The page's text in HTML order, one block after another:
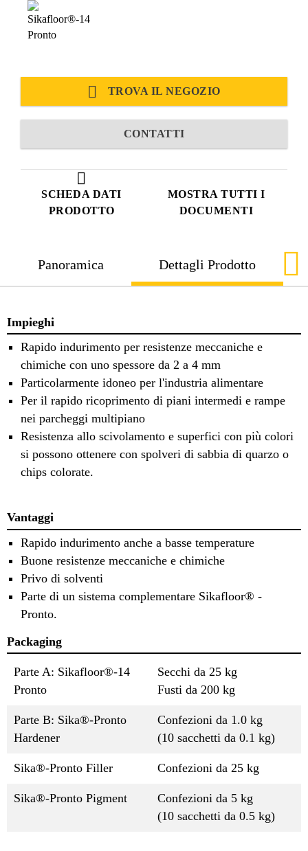
SCHEDA DATI
PRODOTTO
MOSTRA TUTTI I
DOCUMENTI
TROVA IL NEGOZIO
CONTATTI
Panoramica Dettagli Prodotto
Impieghi
Rapido indurimento per resistenze meccaniche e
chimiche con uno spessore da 2 a 4 mm
Particolarmente idoneo per l'industria alimentare
Per il rapido ricoprimento di piani intermedi e rampe
nei parcheggi multipiano
Resistenza allo scivolamento e superfici con più colori
si possono ottenere con spolveri di sabbia di quarzo o
chips colorate.
Vantaggi
Rapido indurimento anche a basse temperature
Buone resistenze meccaniche e chimiche
Privo di solventi
Parte di un sistema complementare Sikafloor® -
Pronto.
Packaging
Parte A: Sikafloor®-14
Pronto
Secchi da 25 kg
Fusti da 200 kg
Parte B: Sika®-Pronto
Hardener
Confezioni da 1.0 kg
(10 sacchetti da 0.1 kg)
Sika®-Pronto Filler Confezioni da 25 kg
Sika®-Pronto Pigment
Confezioni da 5 kg
(10 sacchetti da 0.5 kg)